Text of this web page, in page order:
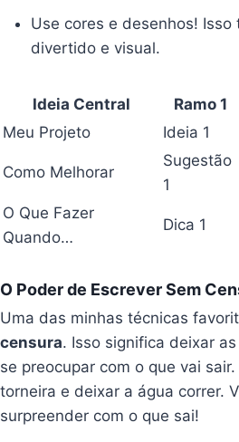
Use cores e desenhos! Isso
divertido e visual.
Ideia Central Ramo 1
Meu Projeto
Ideia 1
Como Melhorar
Sugestão
1
O Que Fazer
Quando…
Dica 1
O Poder de Escrever Sem
Uma das minhas técnicas
censura. Isso significa deixar
se preocupar com o que vai
torneira e deixar a água correr.
surpreender com o que sai!